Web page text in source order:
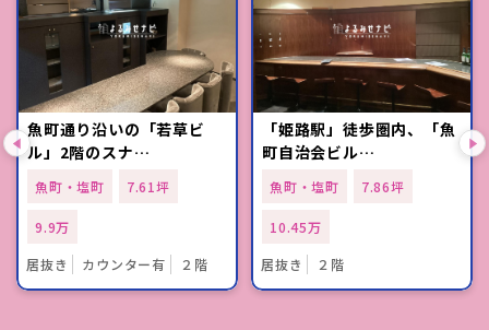
魚町通り沿いの「若草ビ
ル」2階のスナ…
魚町・塩町 7.61坪
9.9万
居抜き
カウンター有 ２階
「姫路駅」徒歩圏内、「魚
町自治会ビル…
魚町・塩町 7.86坪
10.45万
居抜き
２階